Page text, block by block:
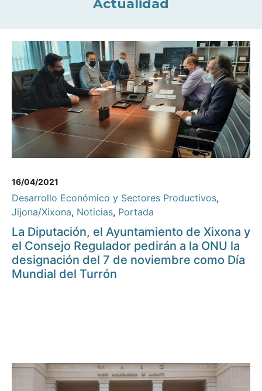
Actualidad
16/04/2021
Desarrollo Económico y Sectores Productivos,
Jijona/Xixona, Noticias, Portada
La Diputación, el Ayuntamiento de Xixona y
el Consejo Regulador pedirán a la ONU la
designación del 7 de noviembre como Día
Mundial del Turrón